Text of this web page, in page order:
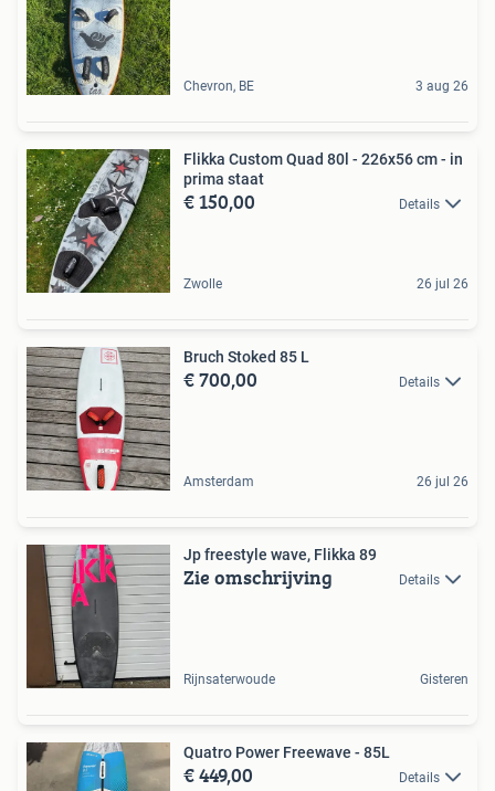
Chevron, BE 3 aug 26
Flikka Custom Quad 80l - 226x56 cm - in
prima staat
€ 150,00 Details
Zwolle 26 jul 26
Bruch Stoked 85 L
€ 700,00 Details
Amsterdam 26 jul 26
Jp freestyle wave, Flikka 89
Zie omschrijving Details
Rijnsaterwoude Gisteren
Quatro Power Freewave - 85L
€ 449,00 Details